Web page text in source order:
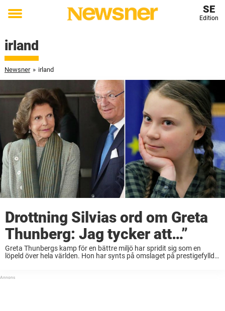
Toggle
SE
Edition
irland
Newsner » irland
Drottning Silvias ord om Greta
Thunberg: Jag tycker att…”
Greta Thunbergs kamp för en bättre miljö har spridit sig som en
löpeld över hela världen. Hon har synts på omslaget på prestigefyllda